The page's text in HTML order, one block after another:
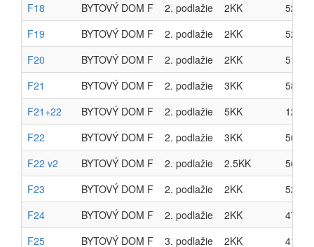
F18
BYTOVÝ DOM F 2. podlažie 2KK
52.06
F19
BYTOVÝ DOM F 2. podlažie 2KK
52.06
F20
BYTOVÝ DOM F 2. podlažie 2KK
51.07
F21
BYTOVÝ DOM F 2. podlažie 3KK
58.38
F21+22
BYTOVÝ DOM F 2. podlažie 5KK
F22
BYTOVÝ DOM F 2. podlažie 3KK
56.56
F22 v2
BYTOVÝ DOM F 2. podlažie 2.5KK
56.56
F23
BYTOVÝ DOM F 2. podlažie 2KK
52.48
F24
BYTOVÝ DOM F 2. podlažie 2KK
47.03
F25
BYTOVÝ DOM F 3. podlažie 2KK 41.86